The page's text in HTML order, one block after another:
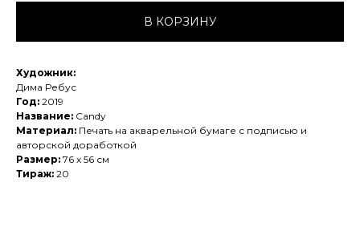
В КОРЗИНУ
Художник:
Дима Ребус
Год: 2019
Название: Candy
Материал: Печать на акварельной бумаге с подписью и
авторской доработкой
Размер: 76 x 56 см
Тираж: 20